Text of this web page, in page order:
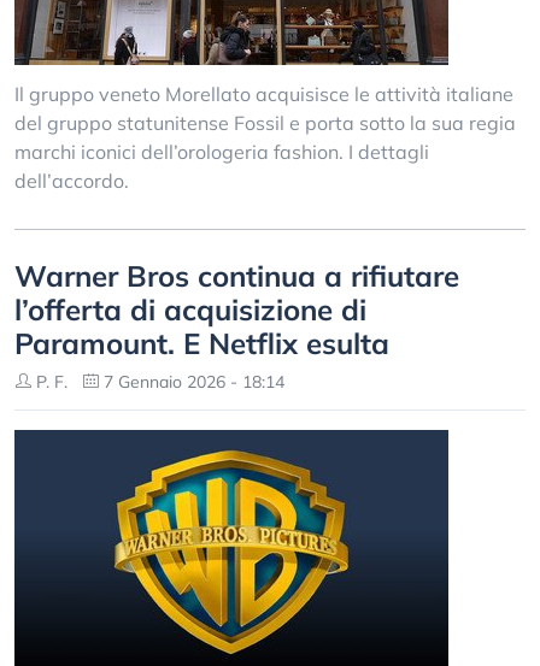
Il gruppo veneto Morellato acquisisce le attività italiane
del gruppo statunitense Fossil e porta sotto la sua regia
marchi iconici dell’orologeria fashion. I dettagli
dell’accordo.
Warner Bros continua a rifiutare
l’offerta di acquisizione di
Paramount. E Netflix esulta
P. F. 7 Gennaio 2026 - 18:14